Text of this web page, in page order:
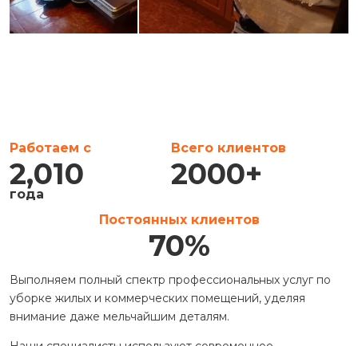
Работаем с
2,010
года
Всего клиентов
2000+
Постоянных клиентов
70%
Выполняем полный спектр профессиональных услуг по
уборке жилых и коммерческих помещений, уделяя
внимание даже мельчайшим деталям.